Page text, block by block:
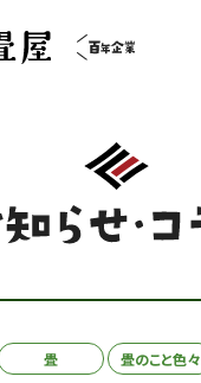
畳 畳のこと色々